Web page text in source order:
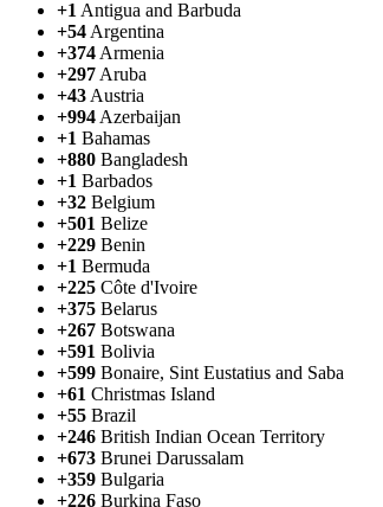
+1 Antigua and Barbuda
+54 Argentina
+374 Armenia
+297 Aruba
+43 Austria
+994 Azerbaijan
+1 Bahamas
+880 Bangladesh
+1 Barbados
+32 Belgium
+501 Belize
+229 Benin
+1 Bermuda
+225 Côte d'Ivoire
+375 Belarus
+267 Botswana
+591 Bolivia
+599 Bonaire, Sint Eustatius and Saba
+61 Christmas Island
+55 Brazil
+246 British Indian Ocean Territory
+673 Brunei Darussalam
+359 Bulgaria
+226 Burkina Faso